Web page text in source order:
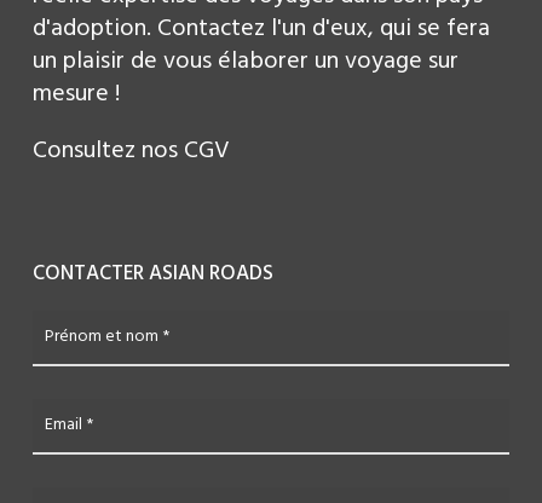
d'adoption. Contactez l'un d'eux, qui se fera
un plaisir de vous élaborer un voyage sur
mesure !
Consultez nosCGV
CONTACTER ASIAN ROADS